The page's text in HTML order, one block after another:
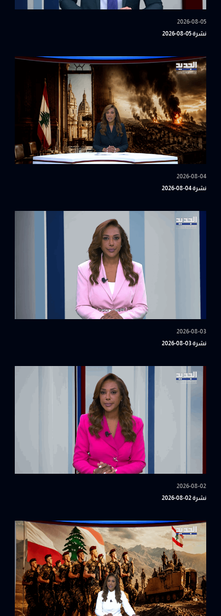
2026-08-05
نشرة 05-08-2026
2026-08-04
نشرة 04-08-2026
2026-08-03
نشرة 03-08-2026
2026-08-02
نشرة 02-08-2026